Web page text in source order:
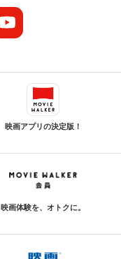
映画アプリの決定版！
映画体験を、オトクに。